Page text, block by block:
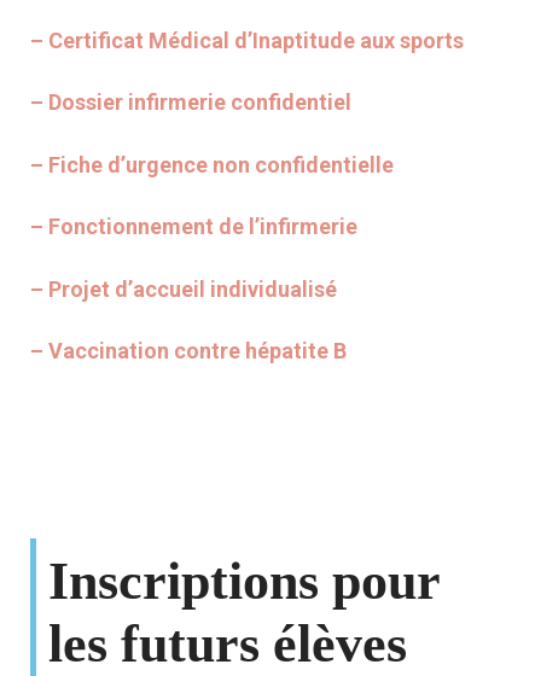
– Certificat Médical d’Inaptitude aux sports
– Dossier infirmerie confidentiel
– Fiche d’urgence non confidentielle
– Fonctionnement de l’infirmerie
– Projet d’accueil individualisé
– Vaccination contre hépatite B
Inscriptions pour
les futurs élèves